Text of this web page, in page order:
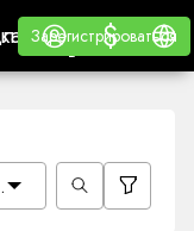
программа
программа
Реселлеров
ВАЙТ ЛЕЙБЛ
Обучение
Обучение
Зарегистрироваться
Зарегистрироваться
Войти $
$
банковских